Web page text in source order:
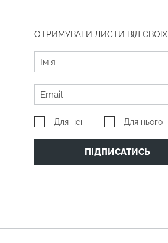
ОТРИМУВАТИ ЛИСТИ ВІД СВОЇХ
Для неї Для нього
ПІДПИСАТИСЬ